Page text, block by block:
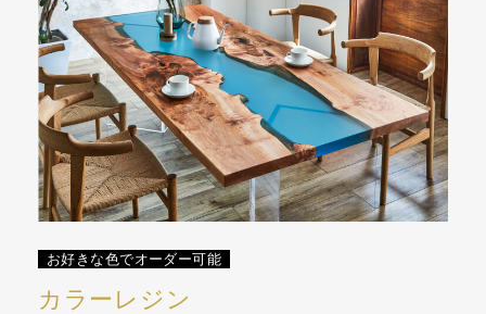
お好きな色でオーダー可能
カラーレジン